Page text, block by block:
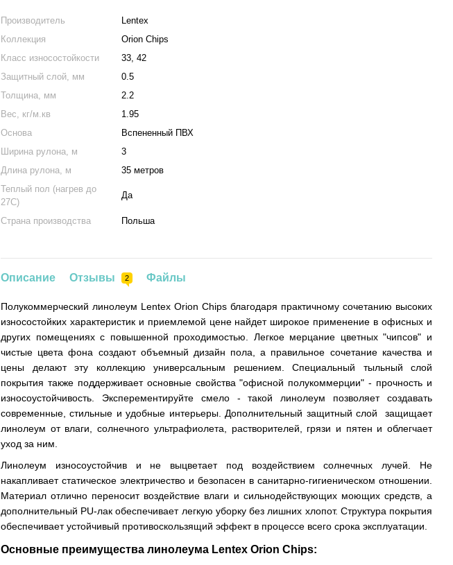
Производитель
Lentex
Коллекция
Orion Chips
Класс износостойкости
33, 42
Защитный слой, мм
0.5
Толщина, мм
2.2
Вес, кг/м.кв
1.95
Основа
Вспененный ПВХ
Ширина рулона, м
3
Длина рулона, м
35 метров
Теплый пол (нагрев до
27С)
Да
Страна производства Польша
Описание Отзывы 2 Файлы
Полукоммерческий линолеум Lentex Orion Chips благодаря практичному сочетанию высоких
износостойких характеристик и приемлемой цене найдет широкое применение в офисных и
других помещениях с повышенной проходимостью. Легкое мерцание цветных "чипсов" и
чистые цвета фона создают объемный дизайн пола, а правильное сочетание качества и
цены делают эту коллекцию универсальным решением. Специальный тыльный слой
покрытия также поддерживает основные свойства "офисной полукоммерции" - прочность и
износоустойчивость. Эксперементируйте смело - такой линолеум позволяет создавать
современные, стильные и удобные интерьеры. Дополнительный защитный слой защищает
линолеум от влаги, солнечного ультрафиолета, растворителей, грязи и пятен и облегчает
уход за ним.
Линолеум износоустойчив и не выцветает под воздействием солнечных лучей. Не
накапливает статическое электричество и безопасен в санитарно-гигиеническом отношении.
Материал отлично переносит воздействие влаги и сильнодействующих моющих средств, а
дополнительный PU-лак обеспечивает легкую уборку без лишних хлопот. Структура покрытия
обеспечивает устойчивый противоскользящий эффект в процессе всего срока эксплуатации.
Основные преимущества линолеума Lentex Orion Chips: